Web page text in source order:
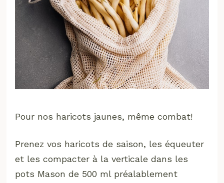
Pour nos haricots jaunes, même combat!
Prenez vos haricots de saison, les équeuter
et les compacter à la verticale dans les
pots Mason de 500 ml préalablement